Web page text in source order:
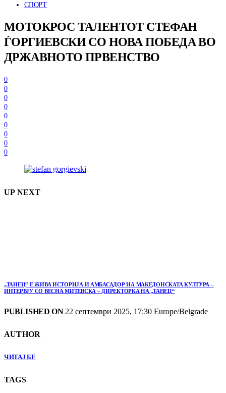
СПОРТ
МОТОКРОС ТАЛЕНТОТ СТЕФАН
ЃОРГИЕВСКИ СО НОВА ПОБЕДА ВО
ДРЖАВНОТО ПРВЕНСТВО
0
0
0
0
0
0
0
0
0
UP NEXT
„ТАНЕЦ“ Е ЖИВА ИСТОРИЈА И АМБАСАДОР НА МАКЕДОНСКАТА КУЛТУРА –
ИНТЕРВЈУ СО ВЕСНА МИТЕВСКА – ДИРЕКТОРКА НА „ТАНЕЦ“
PUBLISHED ON22 септември 2025, 17:30 Europe/Belgrade
AUTHOR
ЧИТАЈ БЕ
TAGS